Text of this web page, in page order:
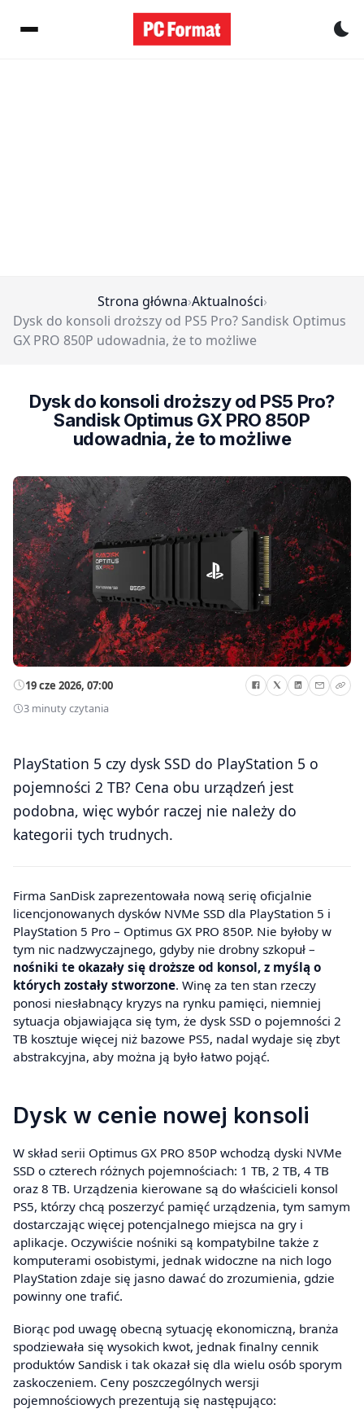
Strona główna›Aktualności›
Dysk do konsoli droższy od PS5 Pro? Sandisk Optimus
GX PRO 850P udowadnia, że to możliwe
Dysk do konsoli droższy od PS5 Pro?
Sandisk Optimus GX PRO 850P
udowadnia, że to możliwe
19 cze 2026, 07:00
3 minuty czytania
PlayStation 5 czy dysk SSD do PlayStation 5 o
pojemności 2 TB? Cena obu urządzeń jest
podobna, więc wybór raczej nie należy do
kategorii tych trudnych.
Firma SanDisk zaprezentowała nową serię oficjalnie
licencjonowanych dysków NVMe SSD dla PlayStation 5 i
PlayStation 5 Pro – Optimus GX PRO 850P. Nie byłoby w
tym nic nadzwyczajnego, gdyby nie drobny szkopuł –
nośniki te okazały się droższe od konsol, z myślą o
których zostały stworzone. Winę za ten stan rzeczy
ponosi niesłabnący kryzys na rynku pamięci, niemniej
sytuacja objawiająca się tym, że dysk SSD o pojemności 2
TB kosztuje więcej niż bazowe PS5, nadal wydaje się zbyt
abstrakcyjna, aby można ją było łatwo pojąć.
Dysk w cenie nowej konsoli
W skład serii Optimus GX PRO 850P wchodzą dyski NVMe
SSD o czterech różnych pojemnościach: 1 TB, 2 TB, 4 TB
oraz 8 TB. Urządzenia kierowane są do właścicieli konsol
PS5, którzy chcą poszerzyć pamięć urządzenia, tym samym
dostarczając więcej potencjalnego miejsca na gry i
aplikacje. Oczywiście nośniki są kompatybilne także z
komputerami osobistymi, jednak widoczne na nich logo
PlayStation zdaje się jasno dawać do zrozumienia, gdzie
powinny one trafić.
Biorąc pod uwagę obecną sytuację ekonomiczną, branża
spodziewała się wysokich kwot, jednak finalny cennik
produktów Sandisk i tak okazał się dla wielu osób sporym
zaskoczeniem. Ceny poszczególnych wersji
pojemnościowych prezentują się następująco: